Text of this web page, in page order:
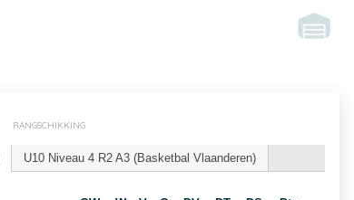
RANGSCHIKKING
U10 Niveau 4 R2 A3 (Basketbal Vlaanderen)